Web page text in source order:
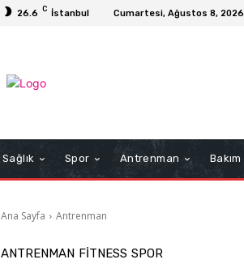
26.6 C İstanbul Cumartesi, Ağustos 8, 2026
Sağlık Spor Antrenman Bakım
Ana Sayfa Antrenman
ANTRENMAN FITNESS SPOR